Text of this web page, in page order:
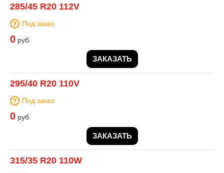
285/45 R20 112V
Под заказ
0 руб.
ЗАКАЗАТЬ
295/40 R20 110V
Под заказ
0 руб.
ЗАКАЗАТЬ
315/35 R20 110W